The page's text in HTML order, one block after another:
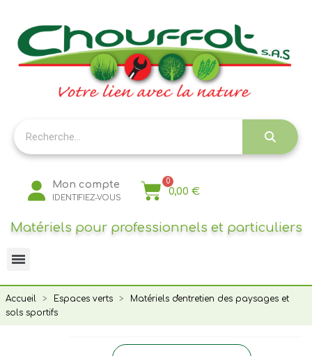
Mon compte
IDENTIFIEZ-VOUS
0,00 €
Matériels pour professionnels et particuliers
Accueil Espaces verts
Matériels d'entretien des paysages et
sols sportifs